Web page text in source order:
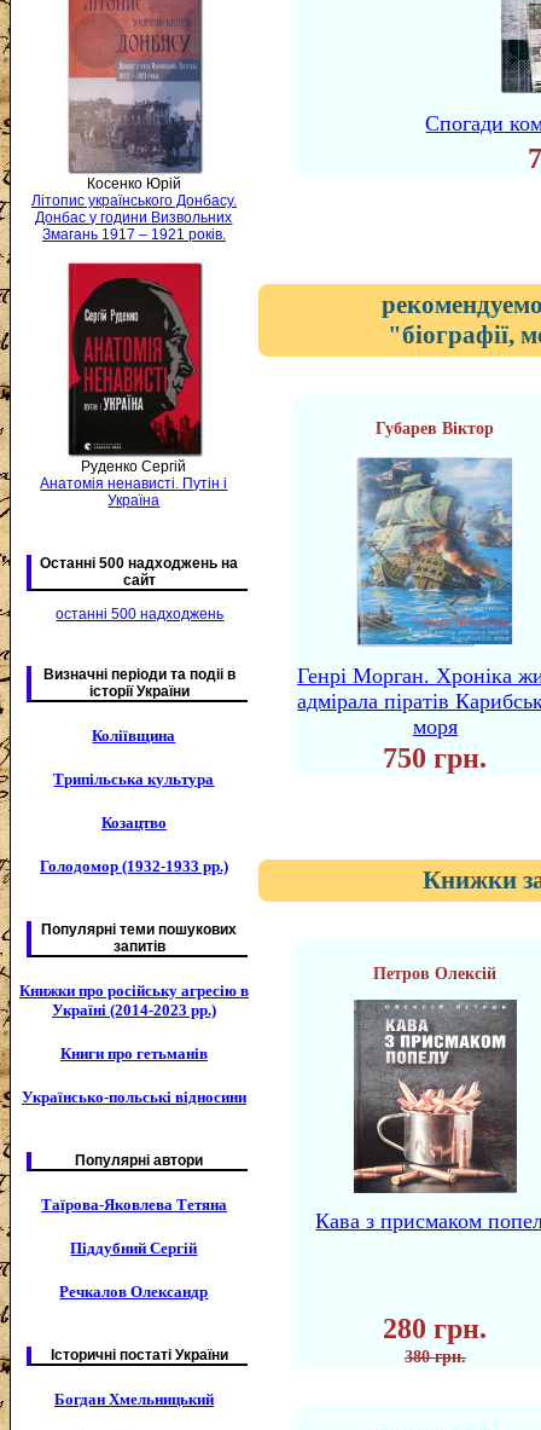
Косенко Юрій
Літопис українського Донбасу.
Донбас у години Визвольних
Змагань 1917 – 1921 років.
Руденко Сергій
Анатомія ненависті. Путін і
Україна
Останні 500 надходжень на
сайт
останні 500 надходжень
Визначні періоди та подіі в
історії України
Коліївщина
Трипільська культура
Козацтво
Голодомор (1932-1933 рр.)
Популярні теми пошукових
запитів
Книжки про російську агресію в
Україні (2014-2023 рр.)
Книги про гетьманів
Українсько-польські відносини
Популярні автори
Таїрова-Яковлева Тетяна
Піддубний Сергій
Речкалов Олександр
Історичні постаті України
Богдан Хмельницький
Спогади
"біографії,
Губарев Віктор
Генрі Морган. Хроніка
адмірала піратів
моря
750 грн.
Книжки
Петров Олексій
Кава з присмаком
280 грн.
380 грн.